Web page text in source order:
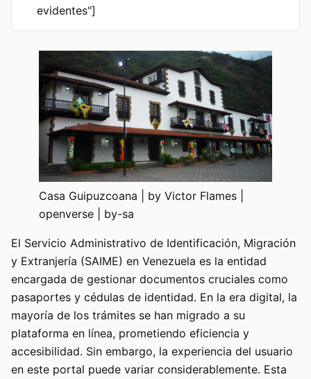
evidentes"]
Casa Guipuzcoana | by Victor Flames |
openverse | by-sa
El Servicio Administrativo de Identificación, Migración
y Extranjería (SAIME) en Venezuela es la entidad
encargada de gestionar documentos cruciales como
pasaportes y cédulas de identidad. En la era digital, la
mayoría de los trámites se han migrado a su
plataforma en línea, prometiendo eficiencia y
accesibilidad. Sin embargo, la experiencia del usuario
en este portal puede variar considerablemente. Esta